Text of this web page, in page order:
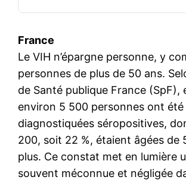
France
Le VIH n’épargne personne, y
personnes de plus de 50 ans.
de Santé publique France (SpF),
environ 5 500 personnes ont été
diagnostiquées séropositives,
200, soit 22 %, étaient âgées de
plus. Ce constat met en lumière
souvent méconnue et négligée